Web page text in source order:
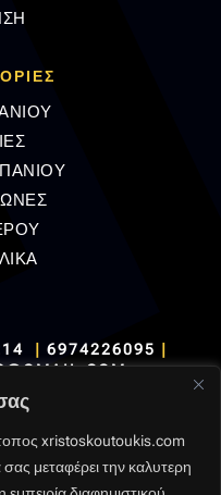
xristoskoutoukis.com
μεταφέρει την καλυτερη
|6974226095